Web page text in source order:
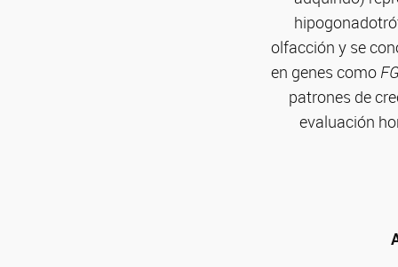
olfacción y se
en genes como
patrones de
evaluación